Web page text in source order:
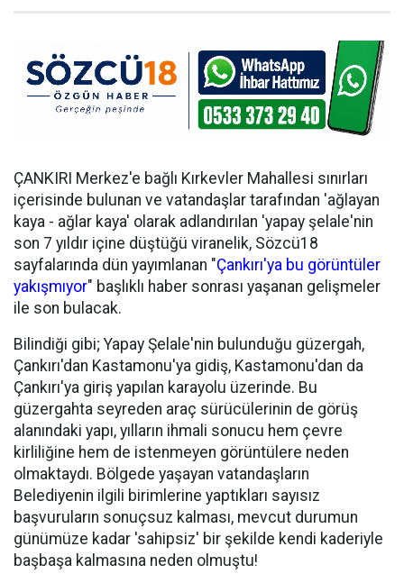
ÇANKIRI Merkez'e bağlı Kırkevler Mahallesi sınırları
içerisinde bulunan ve vatandaşlar tarafından 'ağlayan
kaya - ağlar kaya' olarak adlandırılan 'yapay şelale'nin
son 7 yıldır içine düştüğü viranelik, Sözcü18
sayfalarında dün yayımlanan "Çankırı'ya bu görüntüler
yakışmıyor" başlıklı haber sonrası yaşanan gelişmeler
ile son bulacak.
Bilindiği gibi; Yapay Şelale'nin bulunduğu güzergah,
Çankırı'dan Kastamonu'ya gidiş, Kastamonu'dan da
Çankırı'ya giriş yapılan karayolu üzerinde. Bu
güzergahta seyreden araç sürücülerinin de görüş
alanındaki yapı, yılların ihmali sonucu hem çevre
kirliliğine hem de istenmeyen görüntülere neden
olmaktaydı. Bölgede yaşayan vatandaşların
Belediyenin ilgili birimlerine yaptıkları sayısız
başvuruların sonuçsuz kalması, mevcut durumun
günümüze kadar 'sahipsiz' bir şekilde kendi kaderiyle
başbaşa kalmasına neden olmuştu!